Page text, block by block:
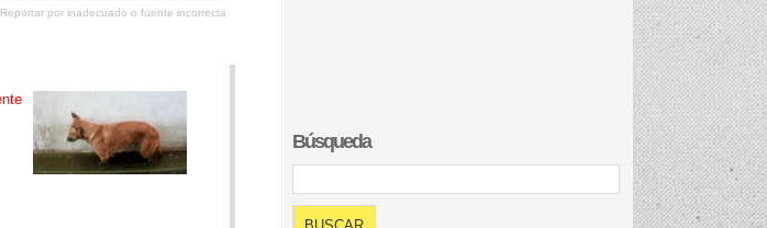
tumblrGoogle+
meneame
Reportar por inadecuado o fuente incorrecta
Búsqueda